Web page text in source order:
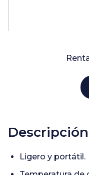
Descripción
Ligero y portátil.